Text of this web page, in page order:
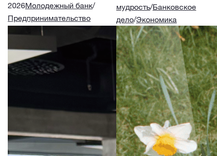
2026Молодежный банк/
Предпринимательство
мудрость/Банковское
дело/Экономика